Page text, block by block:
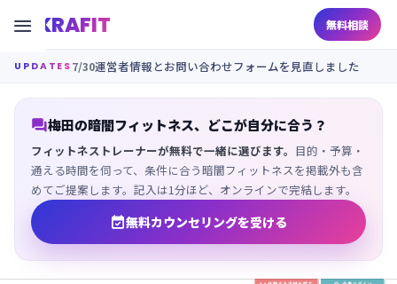
KRAFIT 無料相談

UPDATES 7/30運営者情報とお問い合わせフォームを見直しました
梅田の暗闇フィットネス、どこが自分に合う？
フィットネストレーナーが無料で一緒に選びます。 目的・予算・
通える時間を伺って、条件に合う暗闇フィットネスを掲載外も含
めてご提案します。記入は1分ほど、オンラインで完結します。
無料カウンセリングを受ける